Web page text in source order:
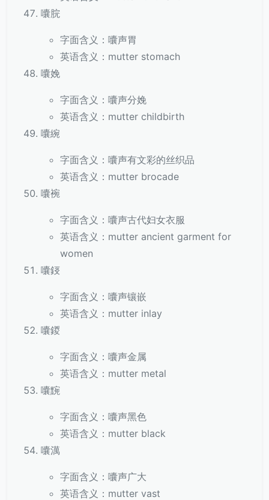
囔脘
字面含义：囔声胃
英语含义：mutter stomach
囔娩
字面含义：囔声分娩
英语含义：mutter childbirth
囔綩
字面含义：囔声有文彩的丝织品
英语含义：mutter brocade
囔䘼
字面含义：囔声古代妇女衣服
英语含义：mutter ancient garment for
women
囔鋄
字面含义：囔声镶嵌
英语含义：mutter inlay
囔鍐
字面含义：囔声金属
英语含义：mutter metal
囔黦
字面含义：囔声黑色
英语含义：mutter black
囔澫
字面含义：囔声广大
英语含义：mutter vast